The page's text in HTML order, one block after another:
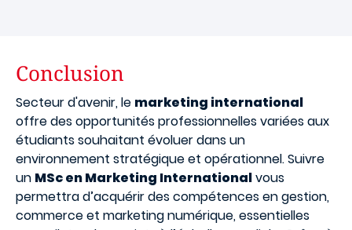
Conclusion
Secteur d'avenir, le marketing international
offre des opportunités professionnelles variées aux
étudiants souhaitant évoluer dans un
environnement stratégique et opérationnel. Suivre
un MSc en Marketing Internationalvous
permettra d’acquérir des compétences en gestion,
commerce et marketing numérique, essentielles